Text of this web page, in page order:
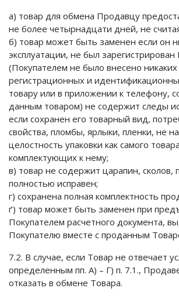
а) товар для обмена Продавцу
не более четырнадцати дней, не
б) товар может быть заменен если он
эксплуатации, не был
(Покупателем не было внесено никаких
регистрационных и
товару или в приложении к телефону,
данным товаром) не содержит следы
если сохранен его товарный вид,
свойства, пломбы, ярлыки, пленки, не
целостность упаковки как самого
комплектующих к нему;
в) товар не содержит царапин, сколов,
полностью исправен;
г) сохранена полная комплектность
ґ) товар может быть заменен при
Покупателем расчетного документа,
Покупателю вместе с проданным
7.2. В случае, если Товар не отвечает
определенным пп. А) – Г) п. 7.1.,
отказать в обмене Товара.